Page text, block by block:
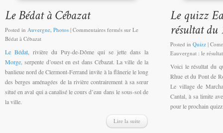
Posted in Auvergne, Photos | Commentaires fermés sur Le
Bédat à Cébazat
Le Bédat, rivière du Puy-de-Dôme qui se jette dans la
Morge, serpente d’ouest en est dans Cébazat. La ville de la
banlieue nord de Clermont-Ferrand invite à la flânerie le long
des berges aménagées de la rivière contrairement à sa sœur
situé en aval qui a canalisé le cours d’eau dans le sous-sol de
la ville.
Lire la suite
Posted in Quizz |
Eauvergnat : le
Voici le résultat du
Rhue et du Pont de
Le village de
Cantal, à sa limite
pour le prochain